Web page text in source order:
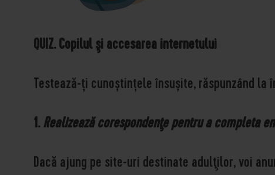
QUIZ. Copilul şi accesarea internetului
Testează-ți cunoștințele însușite, răspunzând la
1. Realizează corespondenţe pentru a completa
Dacă ajung pe site-uri destinate adulţilor, voi